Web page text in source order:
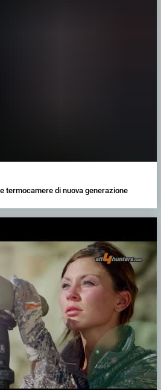
termocamere di nuova generazione